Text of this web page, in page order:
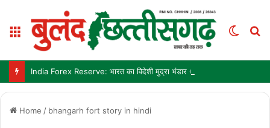
Menu
Switch
Home / bhangarh fort story in hindi